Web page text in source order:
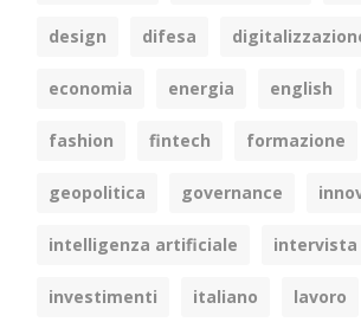
design difesa
economia energia english
fashion fintech formazione
geopolitica governance
intelligenza artificiale intervista
investimenti italiano lavoro